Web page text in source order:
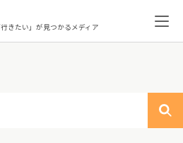
行きたい」が見つかるメディア